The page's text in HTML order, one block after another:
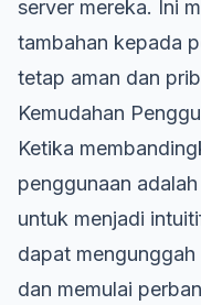
server mereka. Ini
tambahan kepada
tetap aman dan
Kemudahan
Ketika
penggunaan
untuk menjadi
dapat
dan memulai